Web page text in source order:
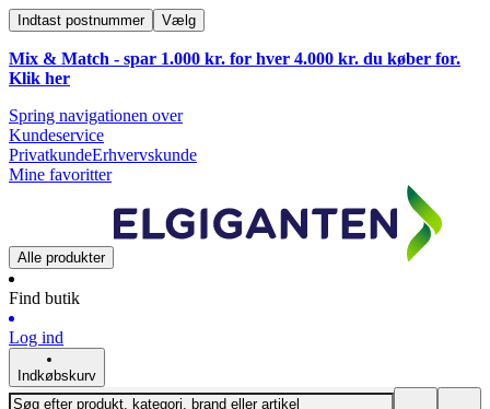
Indtast postnummer Vælg
Mix & Match - spar 1.000 kr. for hver 4.000 kr. du køber for.
Klik her
Spring navigationen over
Kundeservice
PrivatkundeErhvervskunde
Mine favoritter
Alle produkter
Find butik
Log ind
Indkøbskurv